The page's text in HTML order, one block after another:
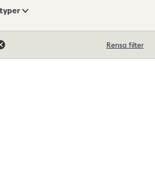
Rensa filter